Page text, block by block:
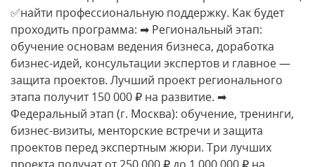
✅найти профессиональную поддержку. Как будет
проходить программа: ➡ Региональный этап:
обучение основам ведения бизнеса, доработка
бизнес-идей, консультации экспертов и главное —
защита проектов. Лучший проект регионального
этапа получит 150 000 ₽ на развитие. ➡
Федеральный этап (г. Москва): обучение, тренинги,
бизнес-визиты, менторские встречи и защита
проектов перед экспертным жюри. Три лучших